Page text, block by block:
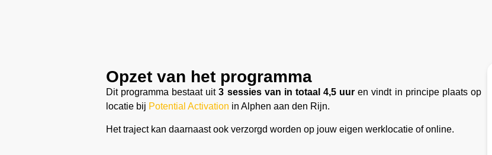
Opzet van het programma
Dit programma bestaat uit3 sessies van in totaal 4,5 uur en vindt in principe plaats op
locatie bij Potential Activation in Alphen aan den Rijn.
Het traject kan daarnaast ook verzorgd worden op jouw eigen werklocatie of online.